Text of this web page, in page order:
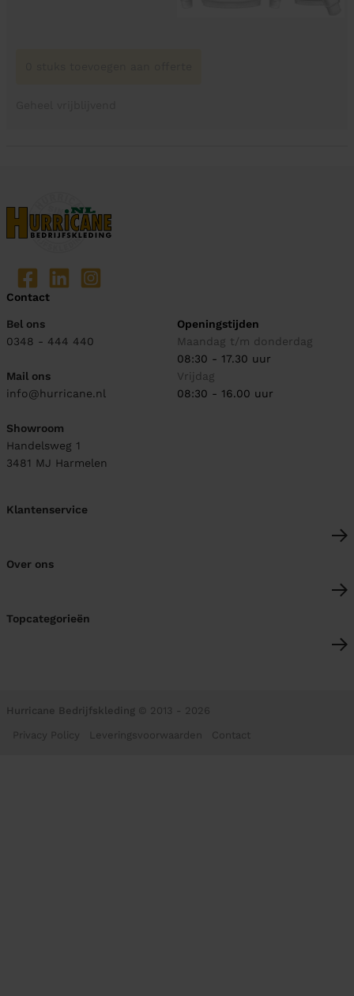
Contact
Bel ons
0348 - 444 440
Mail ons
info@hurricane.nl
Showroom
Handelsweg 1
3481 MJ Harmelen
Openingstijden
Maandag t/m donderdag
08:30 - 17.30 uur
Vrijdag
08:30 - 16.00 uur
Klantenservice
Over ons
Topcategorieën
Hurricane Bedrijfskleding © 2013 - 2026
Privacy Policy Leveringsvoorwaarden Contact